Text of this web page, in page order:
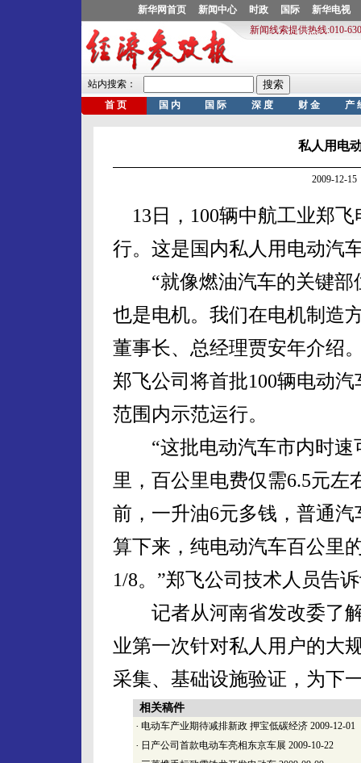
私人用电
2009-12-
13日，100辆中航工业郑
行。这是国内私人用电动汽
“就像燃油汽车的关键部
也是电机。我们在电机制造
董事长、总经理贾安年介绍
郑飞公司将首批100辆电动
范围内示范运行。
“这批电动汽车市内时速
里，百公里电费仅需6.5元左
前，一升油6元多钱，普通
算下来，纯电动汽车百公里
1/8。”郑飞公司技术人员告
记者从河南省发改委了解
业第一次针对私人用户的大
采集、基础设施验证，为下
相关稿件
· 电动车产业期待减排新政 押宝低碳经济 2009-12-01
· 日产公司首款电动车亮相东京车展 2009-10-22